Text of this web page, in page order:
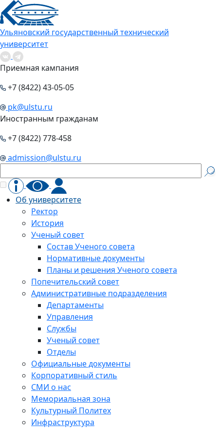
Ульяновский государственный технический
университет
Приемная кампания
+7 (8422) 43-05-05
pk@ulstu.ru
Иностранным гражданам
+7 (8422) 778-458
admission@ulstu.ru
Об университете
Ректор
История
Ученый совет
Состав Ученого совета
Нормативные документы
Планы и решения Ученого совета
Попечительский совет
Административные подразделения
Департаменты
Управления
Службы
Ученый совет
Отделы
Официальные документы
Корпоративный стиль
СМИ о нас
Мемориальная зона
Культурный Политех
Инфраструктура